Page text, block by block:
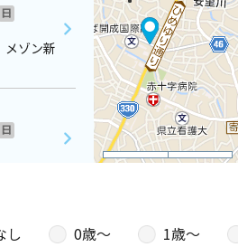
日
ゾン新
日
日し 0歳〜 1歳〜